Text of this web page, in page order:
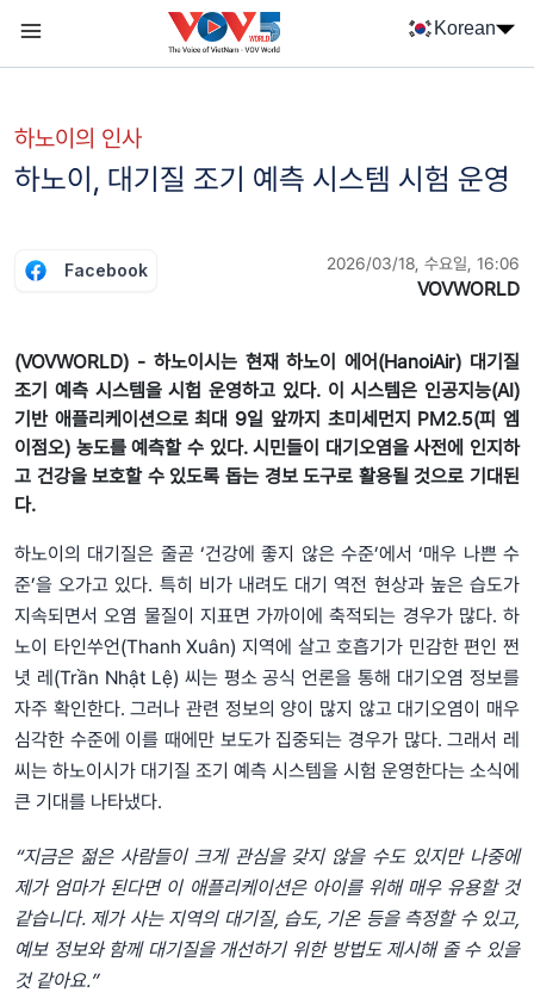
Korean
하노이의 인사
하노이, 대기질 조기 예측 시스템 시험 운영
Facebook 2026/03/18, 수요일, 16:06
VOVWORLD
(VOVWORLD) - 하노이시는 현재 하노이 에어(HanoiAir) 대기질
조기 예측 시스템을 시험 운영하고 있다. 이 시스템은 인공지능(AI)
기반 애플리케이션으로 최대 9일 앞까지 초미세먼지 PM2.5(피 엠
이점오) 농도를 예측할 수 있다. 시민들이 대기오염을 사전에 인지하
고 건강을 보호할 수 있도록 돕는 경보 도구로 활용될 것으로 기대된
다.
하노이의 대기질은 줄곧 ‘건강에 좋지 않은 수준’에서 ‘매우 나쁜 수
준’을 오가고 있다. 특히 비가 내려도 대기 역전 현상과 높은 습도가
지속되면서 오염 물질이 지표면 가까이에 축적되는 경우가 많다. 하
노이 타인쑤언(Thanh Xuân) 지역에 살고 호흡기가 민감한 편인 쩐
녓 레(Trần Nhật Lệ) 씨는 평소 공식 언론을 통해 대기오염 정보를
자주 확인한다. 그러나 관련 정보의 양이 많지 않고 대기오염이 매우
심각한 수준에 이를 때에만 보도가 집중되는 경우가 많다. 그래서 레
씨는 하노이시가 대기질 조기 예측 시스템을 시험 운영한다는 소식에
큰 기대를 나타냈다.
“지금은 젊은 사람들이 크게 관심을 갖지 않을 수도 있지만 나중에
제가 엄마가 된다면 이 애플리케이션은 아이를 위해 매우 유용할 것
같습니다. 제가 사는 지역의 대기질, 습도, 기온 등을 측정할 수 있고,
예보 정보와 함께 대기질을 개선하기 위한 방법도 제시해 줄 수 있을
것 같아요.”